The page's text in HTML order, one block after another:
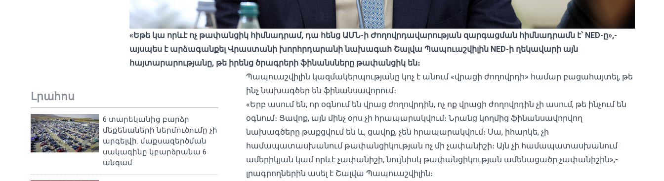
«Եթե կա որևէ ոչ թափանցիկ հիմնադրամ, դա հենց ԱՄՆ-ի Ժողովրդավարության զարգացման հիմնադրամն է՝ NED-ը»,-
այսպես է արձագանքել Վրաստանի խորհրդարանի նախագահ Շալվա Պապուաշվիլին NED-ի ղեկավարի այն
հայտարարությանը, թե իրենց ծրագրերի ֆինանսները թափանցիկ են։
Լրահոս
6 տարեկանից բարձր
մեքենաների ներմուծումը չի
արգելվի. մաքսազերծման
սակագինը կբարձրանա 6
անգամ
Պապուաշվիլին կազմակերպությանը կոչ է անում «վրացի ժողովրդի» համար բացահայտել, թե
ինչ նախագծեր են ֆինանսավորում։
«Երբ ասում են, որ օգնում են վրաց ժողովրդին, ոչ ոք վրացի ժողովրդին չի ասում, թե ինչում են
օգնում։ Ցավոք, այն մինչ օրս չի հրապարակվում։ Նրանց կողմից ֆինանսավորվող
նախագծերը թաքցվում են և, ցավոք, չեն հրապարակվում։ Սա, իհարկե, չի
համապատասխանում թափանցիկության ոչ մի չափանիշի։ Այն չի համապատասխանում
ամերիկյան կամ որևէ չափանիշի, նույնիսկ թափանցիկության ամենացածր չափանիշին»,-
լրագրողներին ասել է Շալվա Պապուաշվիլին։